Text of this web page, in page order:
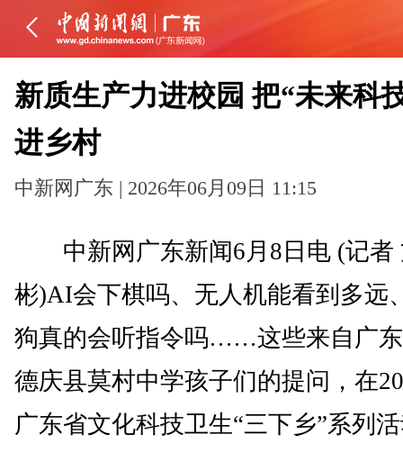
新质生产力进校园 把“未来科
进乡村
中新网广东 | 2026年06月09日 11:15
中新网广东新闻6月8日电 (记者
彬)AI会下棋吗、无人机能看到多远
狗真的会听指令吗……这些来自广
德庆县莫村中学孩子们的提问，在
广东省文化科技卫生“三下乡”系列